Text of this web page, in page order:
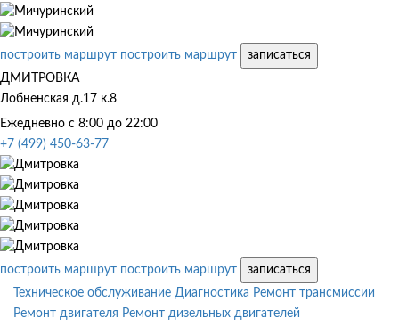
построить маршрут построить маршрут
записаться
ДМИТРОВКА
Лобненская д.17 к.8
Ежедневно с 8:00 до 22:00
+7 (499) 450-63-77
построить маршрут построить маршрут
записаться
Техническое обслуживание Диагностика Ремонт трансмиссии
Ремонт двигателя Ремонт дизельных двигателей